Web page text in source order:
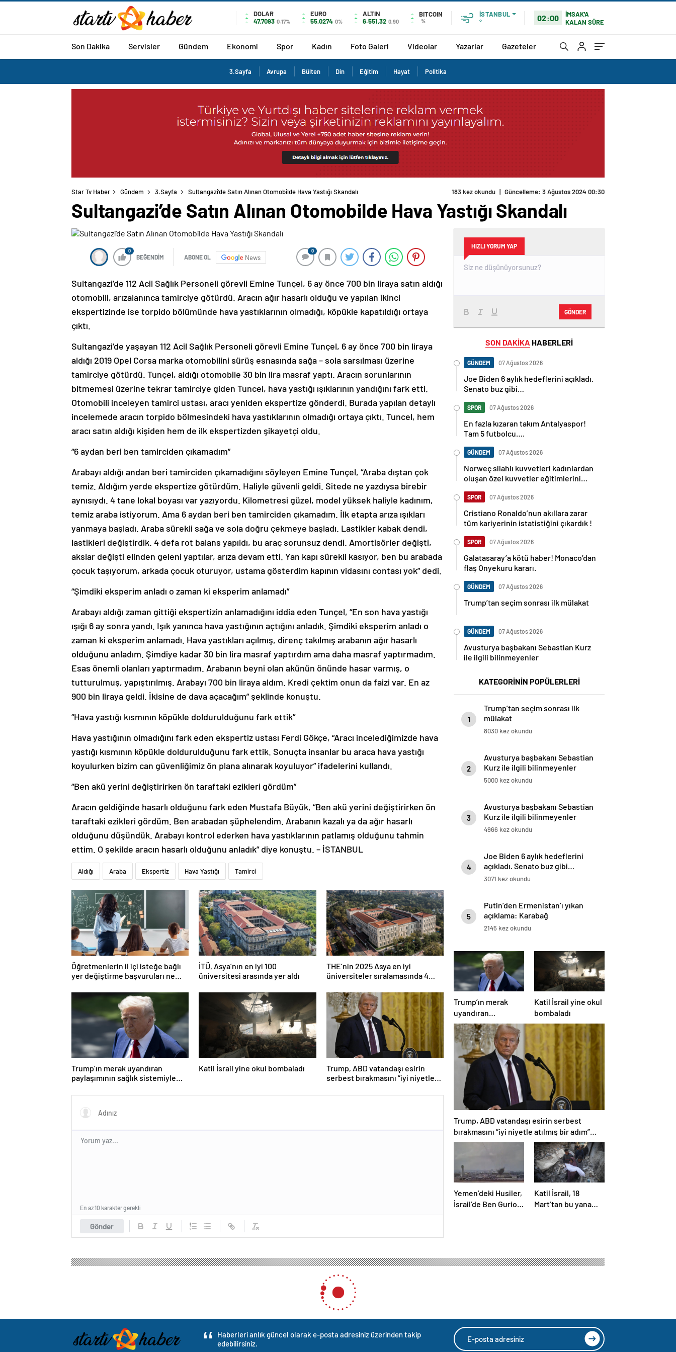
DOLAR
47,7093 0.17%
EURO
55,0274 0%
ALTIN
6.551,32 0,90
BITCOIN
%
İSTANBUL
°
02:00
İMSAK'A
KALAN SÜRE
Son Dakika Servisler Gündem Ekonomi Spor Kadın Foto Galeri Videolar Yazarlar Gazeteler
3.Sayfa Avrupa Bülten Din Eğitim Hayat Politika
Star Tv Haber Gündem 3.Sayfa Sultangazi’de Satın Alınan Otomobilde Hava Yastığı Skandalı 183 kez okundu | Güncelleme: 3 Ağustos 2024 00:30
Sultangazi’de Satın Alınan Otomobilde Hava Yastığı Skandalı
0
BEĞENDİM ABONE OL News
0
Sultangazi’de 112 Acil Sağlık Personeli görevli Emine Tunçel, 6 ay önce 700 bin liraya satın aldığı
otomobili, arızalanınca tamirciye götürdü. Aracın ağır hasarlı olduğu ve yapılan ikinci
ekspertizinde ise torpido bölümünde hava yastıklarının olmadığı, köpükle kapatıldığı ortaya
çıktı.
Sultangazi’de yaşayan 112 Acil Sağlık Personeli görevli Emine Tunçel, 6 ay önce 700 bin liraya
aldığı 2019 Opel Corsa marka otomobilini sürüş esnasında sağa – sola sarsılması üzerine
tamirciye götürdü. Tunçel, aldığı otomobile 30 bin lira masraf yaptı. Aracın sorunlarının
bitmemesi üzerine tekrar tamirciye giden Tuncel, hava yastığı ışıklarının yandığını fark etti.
Otomobili inceleyen tamirci ustası, aracı yeniden ekspertize gönderdi. Burada yapılan detaylı
incelemede aracın torpido bölmesindeki hava yastıklarının olmadığı ortaya çıktı. Tuncel, hem
aracı satın aldığı kişiden hem de ilk ekspertizden şikayetçi oldu.
“6 aydan beri ben tamirciden çıkamadım”
Arabayı aldığı andan beri tamirciden çıkamadığını söyleyen Emine Tunçel, “Araba dıştan çok
temiz. Aldığım yerde ekspertize götürdüm. Haliyle güvenli geldi. Sitede ne yazdıysa birebir
aynısıydı. 4 tane lokal boyası var yazıyordu. Kilometresi güzel, model yüksek haliyle kadınım,
temiz araba istiyorum. Ama 6 aydan beri ben tamirciden çıkamadım. İlk etapta arıza ışıkları
yanmaya başladı. Araba sürekli sağa ve sola doğru çekmeye başladı. Lastikler kabak dendi,
lastikleri değiştirdik. 4 defa rot balans yapıldı, bu araç sorunsuz dendi. Amortisörler değişti,
akslar değişti elinden geleni yaptılar, arıza devam etti. Yan kapı sürekli kasıyor, ben bu arabada
çocuk taşıyorum, arkada çocuk oturuyor, ustama gösterdim kapının vidasını contası yok” dedi.
“Şimdiki eksperim anladı o zaman ki eksperim anlamadı”
Arabayı aldığı zaman gittiği ekspertizin anlamadığını iddia eden Tunçel, “En son hava yastığı
ışığı 6 ay sonra yandı. Işık yanınca hava yastığının açtığını anladık. Şimdiki eksperim anladı o
zaman ki eksperim anlamadı. Hava yastıkları açılmış, direnç takılmış arabanın ağır hasarlı
olduğunu anladım. Şimdiye kadar 30 bin lira masraf yaptırdım ama daha masraf yaptırmadım.
Esas önemli olanları yaptırmadım. Arabanın beyni olan akünün önünde hasar varmış, o
tutturulmuş, yapıştırılmış. Arabayı 700 bin liraya aldım. Kredi çektim onun da faizi var. En az
900 bin liraya geldi. İkisine de dava açacağım” şeklinde konuştu.
“Hava yastığı kısmının köpükle doldurulduğunu fark ettik”
Hava yastığının olmadığını fark eden ekspertiz ustası Ferdi Gökçe, “Aracı incelediğimizde hava
yastığı kısmının köpükle doldurulduğunu fark ettik. Sonuçta insanlar bu araca hava yastığı
koyulurken bizim can güvenliğimiz ön plana alınarak koyuluyor” ifadelerini kullandı.
“Ben akü yerini değiştirirken ön taraftaki ezikleri gördüm”
Aracın geldiğinde hasarlı olduğunu fark eden Mustafa Büyük, “Ben akü yerini değiştirirken ön
taraftaki ezikleri gördüm. Ben arabadan şüphelendim. Arabanın kazalı ya da ağır hasarlı
olduğunu düşündük. Arabayı kontrol ederken hava yastıklarının patlamış olduğunu tahmin
ettim. O şekilde aracın hasarlı olduğunu anladık” diye konuştu. – İSTANBUL
Aldığı Araba Ekspertiz Hava Yastığı Tamirci
Öğretmenlerin il içi isteğe bağlı
yer değiştirme başvuruları ne
İTÜ, Asya’nın en iyi 100
üniversitesi arasında yer aldı
THE’nin 2025 Asya en iyi
üniversiteler sıralamasında 4
Trump’ın merak uyandıran
paylaşımının sağlık sistemiyle
Katil İsrail yine okul bombaladı
Trump, ABD vatandaşı esirin
serbest bırakmasını “iyi niyetle
değerlendirdi
Gönder
En az 10 karakter gerekli
HIZLI YORUM YAP
GÖNDER
SON DAKİKA HABERLERİ
GÜNDEM 07 Ağustos 2026
Joe Biden 6 aylık hedeflerini açıkladı.
Senato buz gibi…
SPOR 07 Ağustos 2026
En fazla kızaran takım Antalyaspor!
Tam 5 futbolcu….
GÜNDEM 07 Ağustos 2026
Norweç silahlı kuvvetleri kadınlardan
oluşan özel kuvvetler eğitimlerini
SPOR 07 Ağustos 2026
Cristiano Ronaldo’nun akıllara zarar
tüm kariyerinin istatistiğini çıkardık !
SPOR 07 Ağustos 2026
Galatasaray’a kötü haber! Monaco’dan
flaş Onyekuru kararı.
GÜNDEM 07 Ağustos 2026
Trump’tan seçim sonrası ilk mülakat
GÜNDEM 07 Ağustos 2026
Avusturya başbakanı Sebastian Kurz
ile ilgili bilinmeyenler
KATEGORİNİN POPÜLERLERİ
1
Trump’tan seçim sonrası ilk
mülakat
8030 kez okundu
2
Avusturya başbakanı Sebastian
Kurz ile ilgili bilinmeyenler
5000 kez okundu
3
Avusturya başbakanı Sebastian
Kurz ile ilgili bilinmeyenler
4966 kez okundu
4
Joe Biden 6 aylık hedeflerini
açıkladı. Senato buz gibi…
3071 kez okundu
5
Putin’den Ermenistan’ı yıkan
açıklama: Karabağ
Azerbaycan’ın ayrılmaz bir
2145 kez okundu
Trump’ın merak
uyandıran
paylaşımının sağlık
sistemiyle ilgili
kararname olduğu
anlaşıldı
Katil İsrail yine okul
bombaladı
Trump, ABD vatandaşı esirin serbest
bırakmasını “iyi niyetle atılmış bir adım”
olarak değerlendirdi
Yemen’deki Husiler,
İsrail’de Ben Gurion
Katil İsrail, 18
Mart’tan bu yana
Haberleri anlık güncel olarak e-posta adresiniz üzerinden takip
edebilirsiniz.